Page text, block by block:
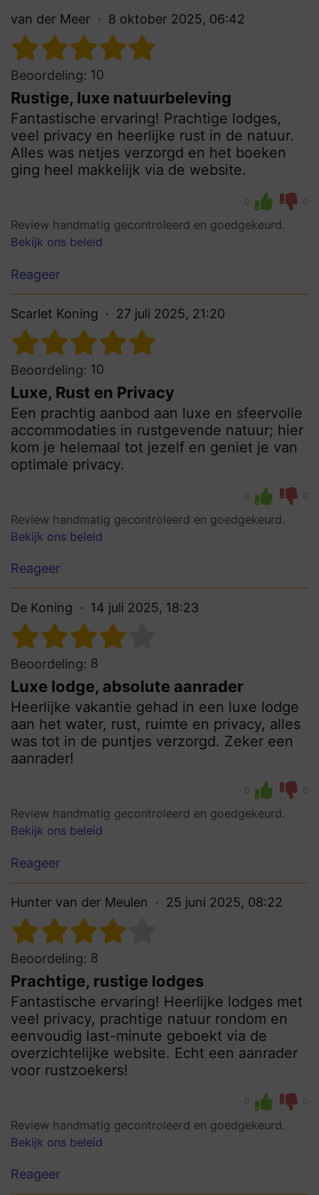
van der Meer 8 oktober 2025, 06:42
Beoordeling: 10
Rustige, luxe natuurbeleving
Fantastische ervaring! Prachtige lodges,
veel privacy en heerlijke rust in de natuur.
Alles was netjes verzorgd en het boeken
ging heel makkelijk via de website.
0 0
Review handmatig gecontroleerd en goedgekeurd.
Bekijk ons beleid
Reageer
Scarlet Koning 27 juli 2025, 21:20
Beoordeling: 10
Luxe, Rust en Privacy
Een prachtig aanbod aan luxe en sfeervolle
accommodaties in rustgevende natuur; hier
kom je helemaal tot jezelf en geniet je van
optimale privacy.
0 0
Review handmatig gecontroleerd en goedgekeurd.
Bekijk ons beleid
Reageer
De Koning 14 juli 2025, 18:23
Beoordeling: 8
Luxe lodge, absolute aanrader
Heerlijke vakantie gehad in een luxe lodge
aan het water, rust, ruimte en privacy, alles
was tot in de puntjes verzorgd. Zeker een
aanrader!
0 0
Review handmatig gecontroleerd en goedgekeurd.
Bekijk ons beleid
Reageer
Hunter van der Meulen 25 juni 2025, 08:22
Beoordeling: 8
Prachtige, rustige lodges
Fantastische ervaring! Heerlijke lodges met
veel privacy, prachtige natuur rondom en
eenvoudig last-minute geboekt via de
overzichtelijke website. Echt een aanrader
voor rustzoekers!
0 0
Review handmatig gecontroleerd en goedgekeurd.
Bekijk ons beleid
Reageer